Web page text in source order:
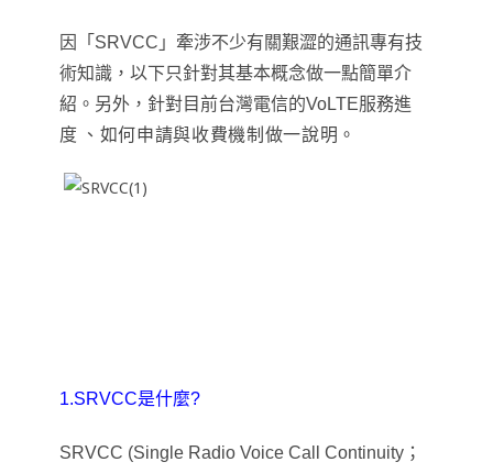
因 「 SRVCC 」 牽涉不少有關艱澀的通訊專有技
術知識，以下只針對其基本概念做一點簡單介
紹 。另外 ，針對目前台灣電信的VoLTE服務進
度 、如何申請與收費機制做一說明 。
1.SRVCC是什麼?
SRVCC (Single Radio Voice Call Continuity；